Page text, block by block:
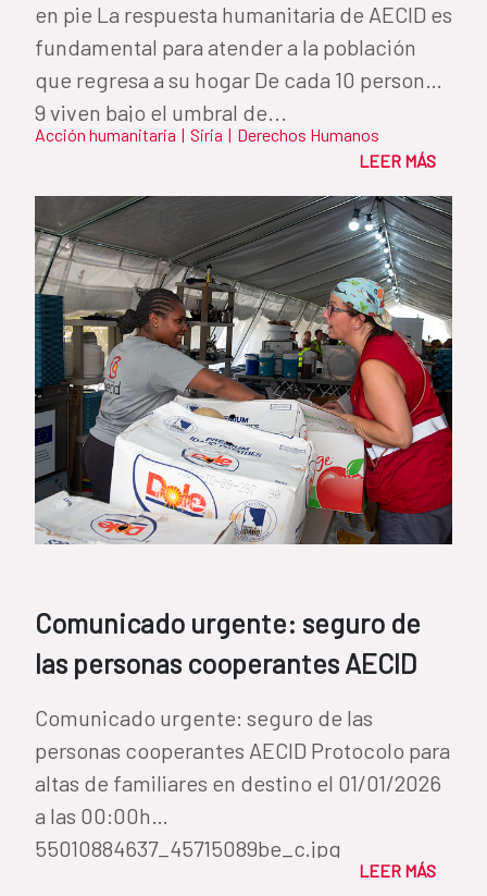
en pie La respuesta humanitaria de AECID es
fundamental para atender a la población
que regresa a su hogar De cada 10 personas,
9 viven bajo el umbral de...
Acción humanitaria | Siria | Derechos Humanos
LEER MÁS
Comunicado urgente: seguro de
las personas cooperantes AECID
Comunicado urgente: seguro de las
personas cooperantes AECID Protocolo para
altas de familiares en destino el 01/01/2026
a las 00:00h
55010884637_45715089be_c.jpg
55010884637_45715089be_c (2).jpg...LEER MÁS